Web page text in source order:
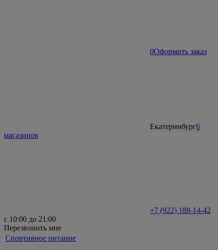
0Оформить заказ
Екатеринбург6
магазинов
+7 (922) 188-14-42
с 10:00 до 21:00
Перезвонить мне
Спортивное питание